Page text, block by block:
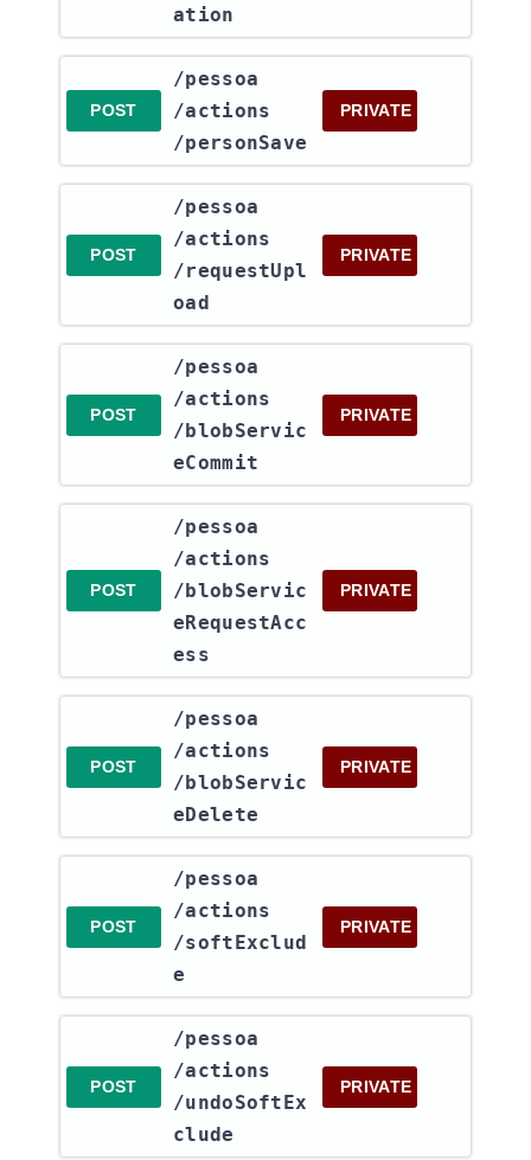
ation
POST
​/pessoa​
/actions​
/personSave
PRIVATE
POST
​/pessoa​
/actions​
/requestUpl
oad
PRIVATE
POST
​/pessoa​
/actions​
/blobServic
eCommit
PRIVATE
POST
​/pessoa​
/actions​
/blobServic
eRequestAcc
ess
PRIVATE
POST
​/pessoa​
/actions​
/blobServic
eDelete
PRIVATE
POST
​/pessoa​
/actions​
/softExclud
e
PRIVATE
POST
​/pessoa​
/actions​
/undoSoftEx
clude
PRIVATE